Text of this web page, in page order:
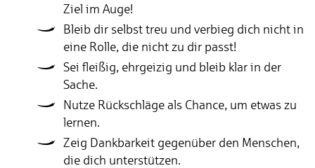
Ziel im Auge!
Bleib dir selbst treu und verbieg dich nicht in
eine Rolle, die nicht zu dir passt!
Sei fleißig, ehrgeizig und bleib klar in der
Sache.
Nutze Rückschläge als Chance, um etwas zu
lernen.
Zeig Dankbarkeit gegenüber den Menschen,
die dich unterstützen.